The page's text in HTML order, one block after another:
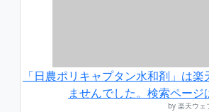
「日農ポリキャプタン水和剤」は楽
ませんでした。検索ページ
by 楽天ウェ